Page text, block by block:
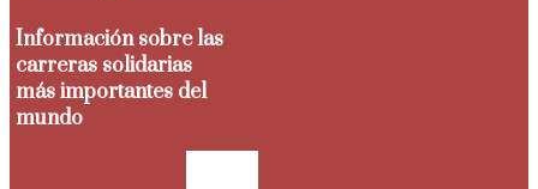
Información sobre las
carreras solidarias
más importantes del
mundo